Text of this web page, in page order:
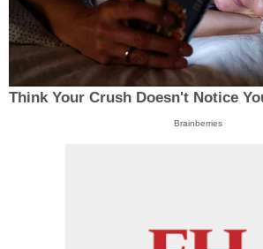
Think Your Crush Doesn't Notice
Brainberries